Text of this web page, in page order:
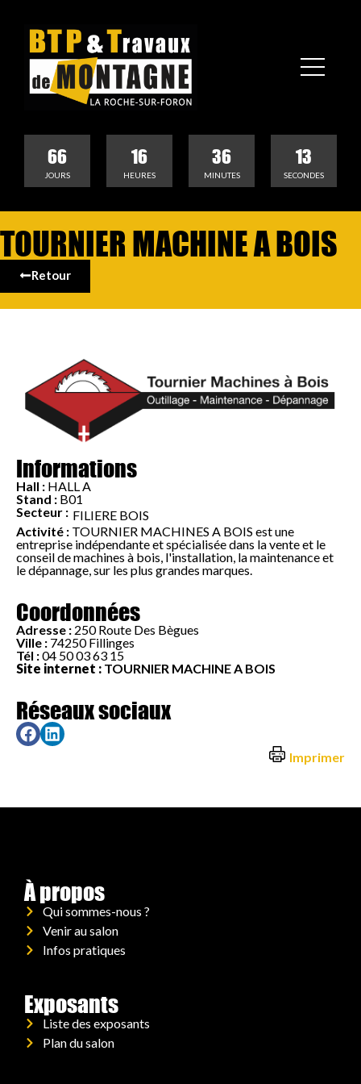
66
JOURS
16
HEURES
36
MINUTES
13
SECONDES
TOURNIER MACHINE A BOIS
Retour
Informations
Hall : HALL A
Stand : B01
Secteur : FILIERE BOIS
Activité : TOURNIER MACHINES A BOIS est une
entreprise indépendante et spécialisée dans la vente et le
conseil de machines à bois, l'installation, la maintenance et
le dépannage, sur les plus grandes marques.
Coordonnées
Adresse : 250 Route Des Bègues
Ville : 74250 Fillinges
Tél :04 50 03 63 15
Site internet : TOURNIER MACHINE A BOIS
Réseaux sociaux
Imprimer
À propos
Qui sommes-nous ?
Venir au salon
Infos pratiques
Exposants
Liste des exposants
Plan du salon